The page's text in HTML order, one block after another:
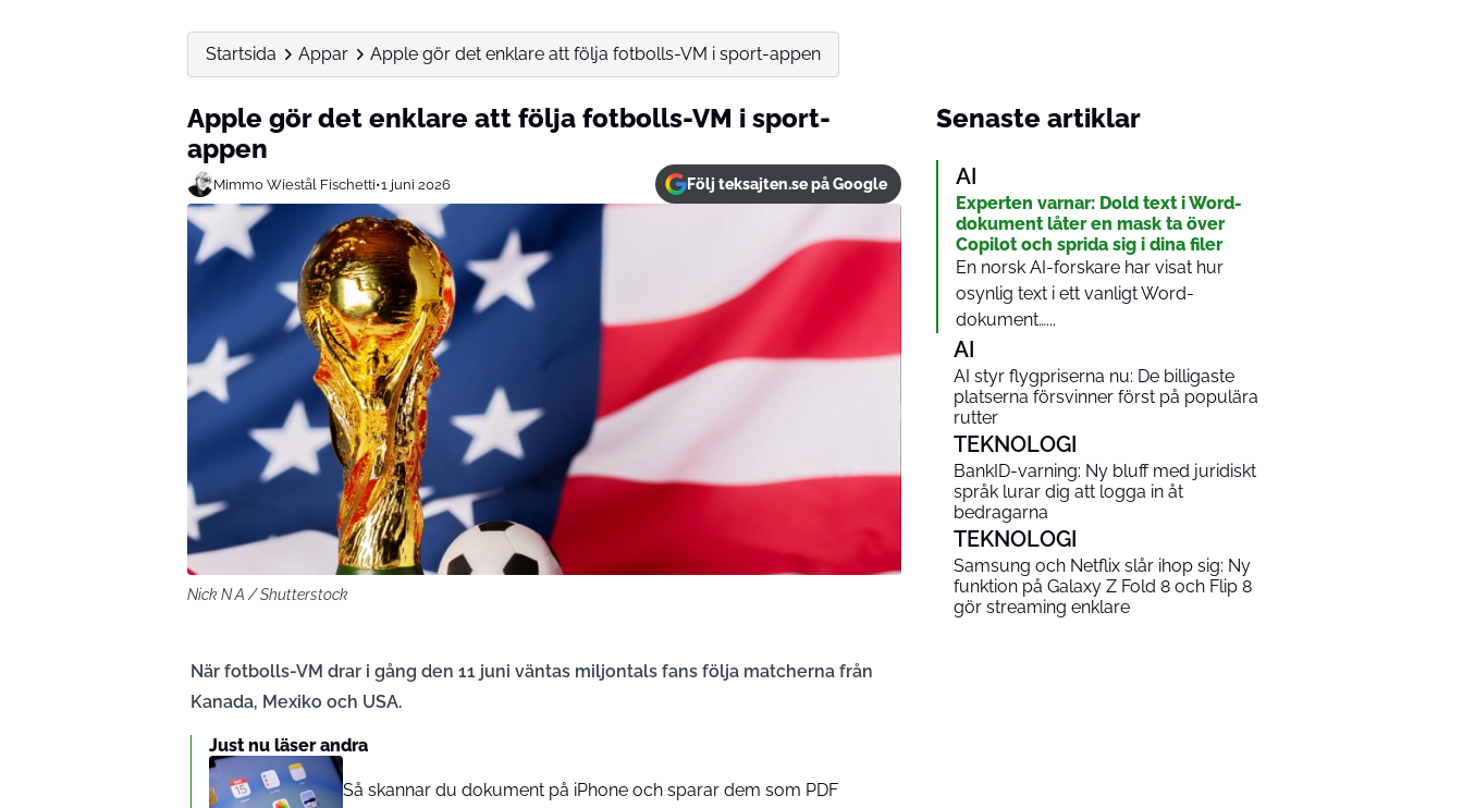
Startsida Appar Apple gör det enklare att följa fotbolls-VM i sport-appen
Apple gör det enklare att följa fotbolls-VM i sport-
appen
Mimmo Wiestål Fischetti•1 juni 2026 Följ teksajten.se på Google
Nick N A / Shutterstock
När fotbolls-VM drar i gång den 11 juni väntas miljontals fans följa matcherna från
Kanada, Mexiko och USA.
Just nu läser andra
Så skannar du dokument på iPhone och sparar dem som PDF
Senaste artiklar
AI
Experten varnar: Dold text i Word-
dokument låter en mask ta över
Copilot och sprida sig i dina filer
En norsk AI-forskare har visat hur
osynlig text i ett vanligt Word-
dokument…...
AI
AI styr flygpriserna nu: De billigaste
platserna försvinner först på populära
rutter
TEKNOLOGI
BankID-varning: Ny bluff med juridiskt
språk lurar dig att logga in åt
bedragarna
TEKNOLOGI
Samsung och Netflix slår ihop sig: Ny
funktion på Galaxy Z Fold 8 och Flip 8
gör streaming enklare